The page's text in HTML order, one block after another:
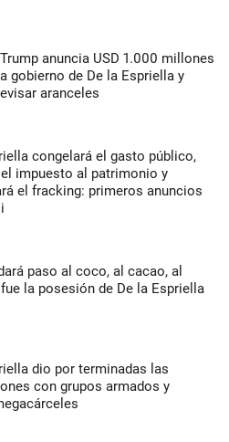
anuncia USD 1.000 millones
gobierno de De la Espriella y
aranceles
congelará el gasto público,
impuesto al patrimonio y
el fracking: primeros anuncios
paso al coco, al cacao, al
la posesión de De la Espriella
dio por terminadas las
con grupos armados y